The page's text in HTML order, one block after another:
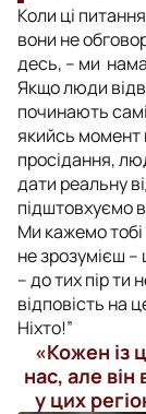
Коли ці
вони не
десь, – ми
Якщо люди
починають
якийсь момент
просідання,
дати реальну
підштовхуємо
Ми кажемо тобі
не зрозумієш –
– до тих пір ти
відповість на
Ніхто!”
«Кожен із
нас, але
у цих